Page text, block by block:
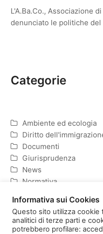
L'A.Ba.Co., Associazione
denunciato le politiche
Categorie
Ambiente ed ecologia
Diritto
Documenti
Giurisprudenza
News
Normativa
Informativa sui Cookies
Questo sito utilizza cookie
analitici di terze parti e
potrebbero profilare: